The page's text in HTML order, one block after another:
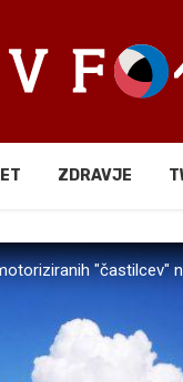
ZDRAVJE
"častilcev"